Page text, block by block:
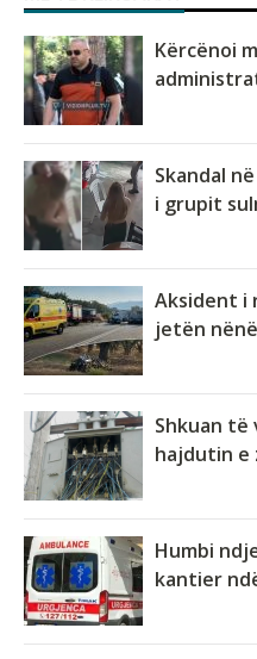
Kërcënoi
Skandal
i grupit
Aksident i
jetën
Shkuan
hajdutin e
Humbi
kantier